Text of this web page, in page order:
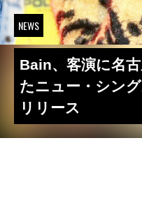
NEWS
Bain、客演に名
たニュー・シン
リリース